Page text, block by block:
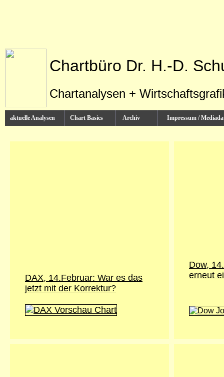
Chartbüro Dr. H.-D.
Chartanalysen +
aktuelle Analysen Chart Basics Archiv Impressum /
DAX, 14.Februar: War es das
jetzt mit der Korrektur?
Dow,
erneut